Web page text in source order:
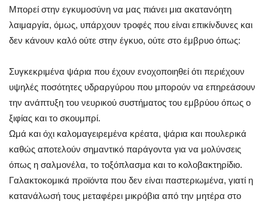
Μπορεί στην εγκυμοσύνη να μας πιάνει μια ακατανόητη
λαιμαργία, όμως, υπάρχουν τροφές που είναι επικίνδυνες και
δεν κάνουν καλό ούτε στην έγκυο, ούτε στο έμβρυο όπως:
Συγκεκριμένα ψάρια που έχουν ενοχοποιηθεί ότι περιέχουν
υψηλές ποσότητες υδραργύρου που μπορούν να επηρεάσουν
την ανάπτυξη του νευρικού συστήματος του εμβρύου όπως ο
ξιφίας και το σκουμπρί.
Ωμά και όχι καλομαγειρεμένα κρέατα, ψάρια και πουλερικά
καθώς αποτελούν σημαντικό παράγοντα για να μολύνσεις
όπως η σαλμονέλα, το τοξόπλασμα και το κολοβακτηρίδιο.
Γαλακτοκομικά προϊόντα που δεν είναι παστεριωμένα, γιατί η
κατανάλωσή τους μεταφέρει μικρόβια από την μητέρα στο